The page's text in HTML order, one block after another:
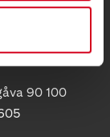
90 100